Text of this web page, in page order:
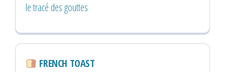
le tracé des gouttes
FRENCH TOAST